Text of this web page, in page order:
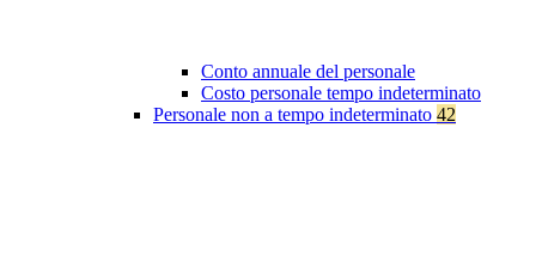
Conto annuale del personale
Costo personale tempo indeterminato
Personale non a tempo indeterminato 42